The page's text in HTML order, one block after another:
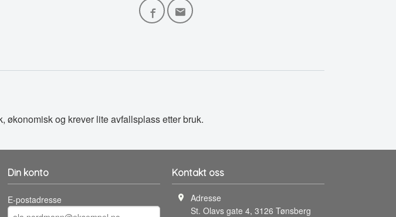
og krever lite avfallsplass etter bruk.
Din konto
E-postadresse
Kontakt oss
Adresse
St. Olavs gate 4, 3126 Tønsberg